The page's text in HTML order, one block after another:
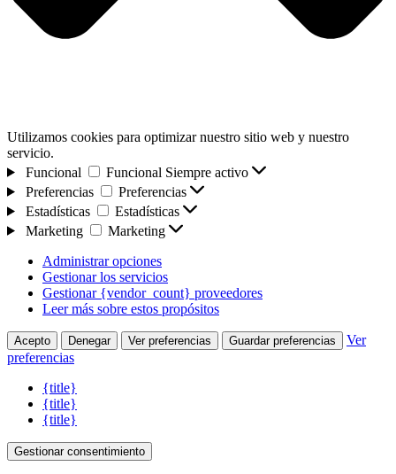
Utilizamos cookies para optimizar nuestro sitio web y nuestro
servicio.
Funcional
Funcional Siempre activo
Preferencias
Preferencias
Estadísticas
Estadísticas
Marketing
Marketing
Administrar opciones
Gestionar los servicios
Gestionar {vendor_count} proveedores
Leer más sobre estos propósitos
Acepto Denegar Ver preferencias Guardar preferencias
Ver
preferencias
{title}
{title}
{title}
Gestionar consentimiento